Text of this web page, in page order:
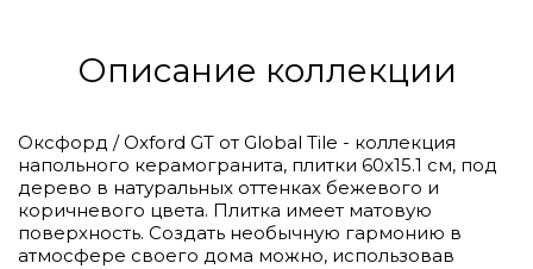
Описание коллекции
Оксфорд / Oxford GT от Global Tile - коллекция
напольного керамогранита, плитки 60x15.1 см, под
дерево в натуральных оттенках бежевого и
коричневого цвета. Плитка имеет матовую
поверхность. Создать необычную гармонию в
атмосфере своего дома можно, использовав